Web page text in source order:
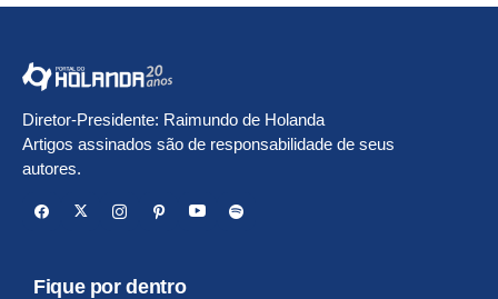
Diretor-Presidente: Raimundo de Holanda
Artigos assinados são de responsabilidade de seus
autores.
Fique por dentro